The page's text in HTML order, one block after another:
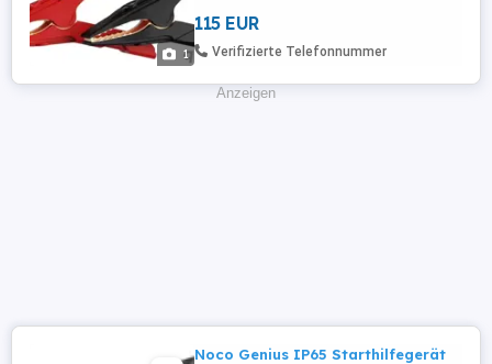
1
115 EUR
Verifizierte Telefonnummer
Anzeigen
Noco Genius IP65 Starthilfegerät